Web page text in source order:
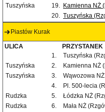
Tuszyńska
19. Kamienna NŻ
20. Tuszyńska
Piastów Kurak
ULICA PRZYSTANEK
1.
Tuszyńska
Tuszyńska
2.
Kamienna NŻ
Tuszyńska
3.
Wąwozowa
4.
Pl. 500-lecia
Rudzka
5.
Łódzka NŻ
Rudzka
6.
Mała NŻ